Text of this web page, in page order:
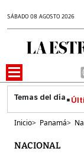
SÁBADO 08 AGOSTO 2026
Inicio> Panamá>
NACIONAL